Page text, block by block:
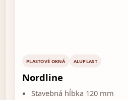
PLASTOVÉ OKNÁ ALUPLAST
Nordline
Stavebná hĺbka 120 mm